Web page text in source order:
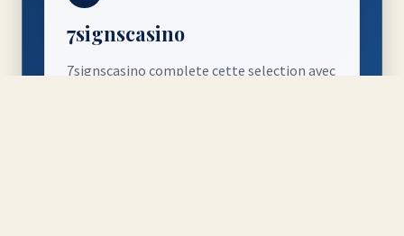
7signscasino
7signscasino complete cette selection avec